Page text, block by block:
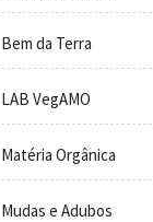
Bem da Terra
LAB VegAMO
Matéria Orgânica
Mudas e Adubos